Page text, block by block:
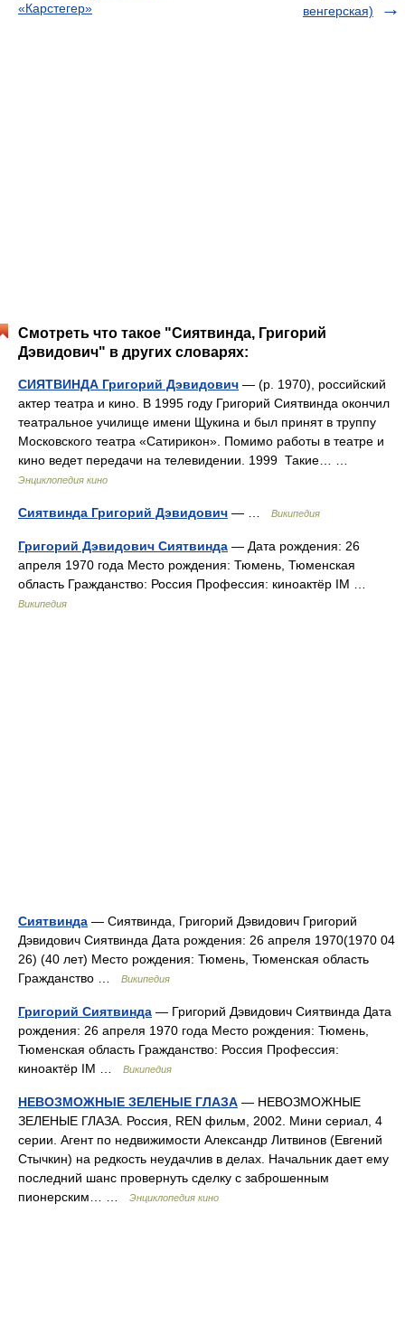
«Карстегер»
венгерская)
Смотреть что такое "Сиятвинда, Григорий
Дэвидович" в других словарях:
СИЯТВИНДА Григорий Дэвидович — (р. 1970), российский
актер театра и кино. В 1995 году Григорий Сиятвинда окончил
театральное училище имени Щукина и был принят в труппу
Московского театра «Сатирикон». Помимо работы в театре и
кино ведет передачи на телевидении. 1999 Такие… …
Энциклопедия кино
Сиятвинда Григорий Дэвидович — … Википедия
Григорий Дэвидович Сиятвинда — Дата рождения: 26
апреля 1970 года Место рождения: Тюмень, Тюменская
область Гражданство: Россия Профессия: киноактёр IM …
Википедия
Сиятвинда — Сиятвинда, Григорий Дэвидович Григорий
Дэвидович Сиятвинда Дата рождения: 26 апреля 1970(1970 04
26) (40 лет) Место рождения: Тюмень, Тюменская область
Гражданство …
Википедия
Григорий Сиятвинда — Григорий Дэвидович Сиятвинда Дата
рождения: 26 апреля 1970 года Место рождения: Тюмень,
Тюменская область Гражданство: Россия Профессия:
киноактёр IM …
Википедия
НЕВОЗМОЖНЫЕ ЗЕЛЕНЫЕ ГЛАЗА — НЕВОЗМОЖНЫЕ
ЗЕЛЕНЫЕ ГЛАЗА. Россия, REN фильм, 2002. Мини сериал, 4
серии. Агент по недвижимости Александр Литвинов (Евгений
Стычкин) на редкость неудачлив в делах. Начальник дает ему
последний шанс провернуть сделку с заброшенным
пионерским… …
Энциклопедия кино